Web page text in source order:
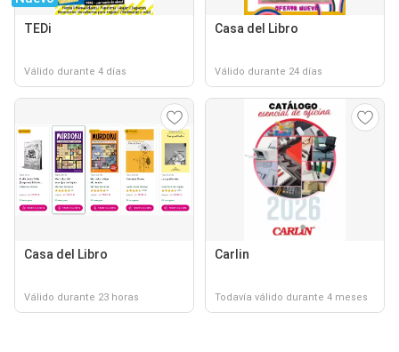
TEDi
Válido durante 4 días
Casa del Libro
Válido durante 24 días
Casa del Libro
Válido durante 23 horas
Carlin
Todavía válido durante 4 meses